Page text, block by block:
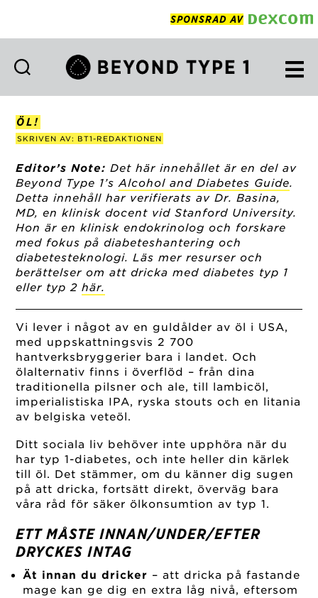
SPONSRAD AV
Swedish
ÖL!
SKRIVEN AV: BT1-REDAKTIONEN
Editor’s Note: Det här innehållet är en del av
Beyond Type 1’sAlcohol and Diabetes Guide.
Detta innehåll har verifierats av Dr. Basina,
MD, en klinisk docent vid Stanford University.
Hon är en klinisk endokrinolog och forskare
med fokus på diabeteshantering och
diabetesteknologi. Läs mer resurser och
berättelser om att dricka med diabetes typ 1
eller typ2här.
Vi lever i något av en guldålder av öl i USA,
med uppskattningsvis 2 700
hantverksbryggerier bara i landet. Och
ölalternativ finns i överflöd – från dina
traditionella pilsner och ale, till lambicöl,
imperialistiska IPA, ryska stouts och en litania
av belgiska veteöl.
Ditt sociala liv behöver inte upphöra när du
har typ 1-diabetes, och inte heller din kärlek
till öl. Det stämmer, om du känner dig sugen
på att dricka, fortsätt direkt, överväg bara
våra råd för säker ölkonsumtion av typ 1.
ETT MÅSTE INNAN/UNDER/EFTER
DRYCKES INTAG
Ät innan du dricker – att dricka på fastande
mage kan ge dig en extra låg nivå, eftersom